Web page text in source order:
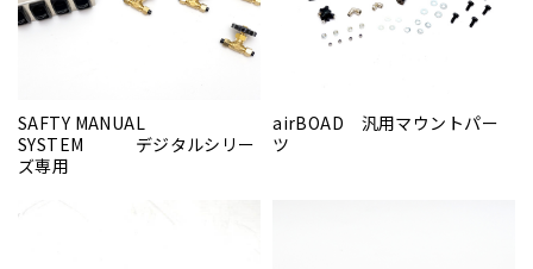
SAFTY MANUAL
SYSTEM デジタルシリー
ズ専用
airBOAD 汎用マウントパー
ツ